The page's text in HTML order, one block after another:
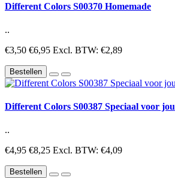
Different Colors S00370 Homemade
..
€3,50 €6,95 Excl. BTW: €2,89
Bestellen
Different Colors S00387 Speciaal voor jou
..
€4,95 €8,25 Excl. BTW: €4,09
Bestellen